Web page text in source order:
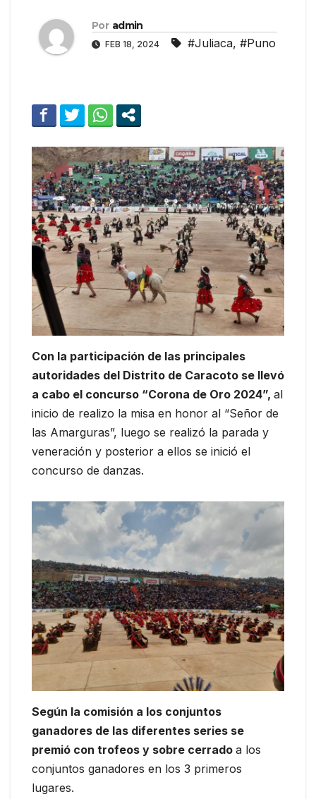
Por admin
FEB 18, 2024 #Juliaca, #Puno
Con la participación de las principales
autoridades del Distrito de Caracoto se llevó
a cabo el concurso “Corona de Oro 2024”, al
inicio de realizo la misa en honor al “Señor de
las Amarguras”, luego se realizó la parada y
veneración y posterior a ellos se inició el
concurso de danzas.
Según la comisión a los conjuntos
ganadores de las diferentes series se
premió con trofeos y sobre cerrado a los
conjuntos ganadores en los 3 primeros
lugares.